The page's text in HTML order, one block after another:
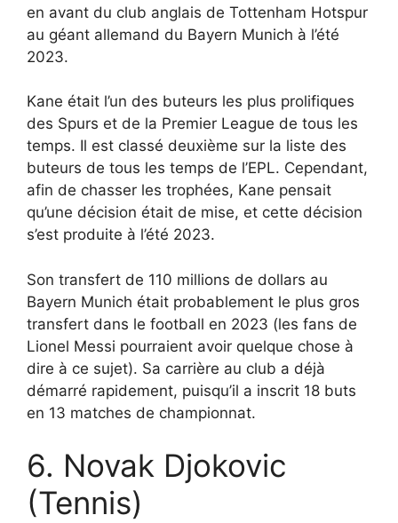
en avant du club anglais de Tottenham Hotspur
au géant allemand du Bayern Munich à l’été
2023.
Kane était l’un des buteurs les plus prolifiques
des Spurs et de la Premier League de tous les
temps. Il est classé deuxième sur la liste des
buteurs de tous les temps de l’EPL. Cependant,
afin de chasser les trophées, Kane pensait
qu’une décision était de mise, et cette décision
s’est produite à l’été 2023.
Son transfert de 110 millions de dollars au
Bayern Munich était probablement le plus gros
transfert dans le football en 2023 (les fans de
Lionel Messi pourraient avoir quelque chose à
dire à ce sujet). Sa carrière au club a déjà
démarré rapidement, puisqu’il a inscrit 18 buts
en 13 matches de championnat.
6. Novak Djokovic
(Tennis)